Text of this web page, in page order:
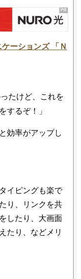
ーションズ 「Ｎ
たけど、これを
するぞ！」
効率がアップし
イピングも楽で
り、リンクを共
したり、大画面
たり、などメリ